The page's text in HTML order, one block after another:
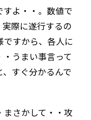
すよ・・。数値で
際に遂行するの
ですから、各人に
うまい事言って
すぐ分かるんで
さかして・・攻